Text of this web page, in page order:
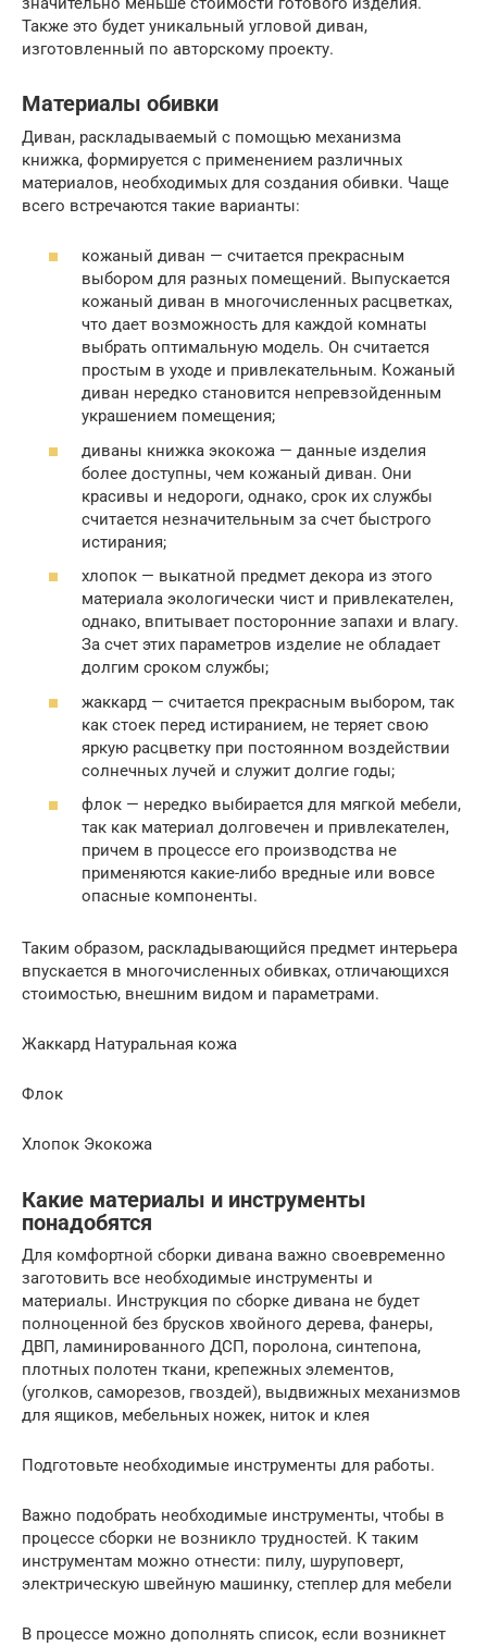
Также это будет уникальный угловой диван,
изготовленный по авторскому проекту.
Материалы обивки
Диван, раскладываемый с помощью механизма
книжка, формируется с применением различных
материалов, необходимых для создания обивки. Чаще
всего встречаются такие варианты:
кожаный диван — считается прекрасным
выбором для разных помещений. Выпускается
кожаный диван в многочисленных расцветках,
что дает возможность для каждой комнаты
выбрать оптимальную модель. Он считается
простым в уходе и привлекательным. Кожаный
диван нередко становится непревзойденным
украшением помещения;
диваны книжка экокожа — данные изделия
более доступны, чем кожаный диван. Они
красивы и недороги, однако, срок их службы
считается незначительным за счет быстрого
истирания;
хлопок — выкатной предмет декора из этого
материала экологически чист и привлекателен,
однако, впитывает посторонние запахи и влагу.
За счет этих параметров изделие не обладает
долгим сроком службы;
жаккард — считается прекрасным выбором, так
как стоек перед истиранием, не теряет свою
яркую расцветку при постоянном воздействии
солнечных лучей и служит долгие годы;
флок — нередко выбирается для мягкой мебели,
так как материал долговечен и привлекателен,
причем в процессе его производства не
применяются какие-либо вредные или вовсе
опасные компоненты.
Таким образом, раскладывающийся предмет интерьера
впускается в многочисленных обивках, отличающихся
стоимостью, внешним видом и параметрами.
Жаккард Натуральная кожа
Флок
Хлопок Экокожа
Какие материалы и инструменты
понадобятся
Для комфортной сборки дивана важно своевременно
заготовить все необходимые инструменты и
материалы. Инструкция по сборке дивана не будет
полноценной без брусков хвойного дерева, фанеры,
ДВП, ламинированного ДСП, поролона, синтепона,
плотных полотен ткани, крепежных элементов,
(уголков, саморезов, гвоздей), выдвижных механизмов
для ящиков, мебельных ножек, ниток и клея
Подготовьте необходимые инструменты для работы.
Важно подобрать необходимые инструменты, чтобы в
процессе сборки не возникло трудностей. К таким
инструментам можно отнести: пилу, шуруповерт,
электрическую швейную машинку, степлер для мебели
В процессе можно дополнять список, если возникнет